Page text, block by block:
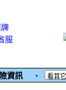
服
資訊 ‧